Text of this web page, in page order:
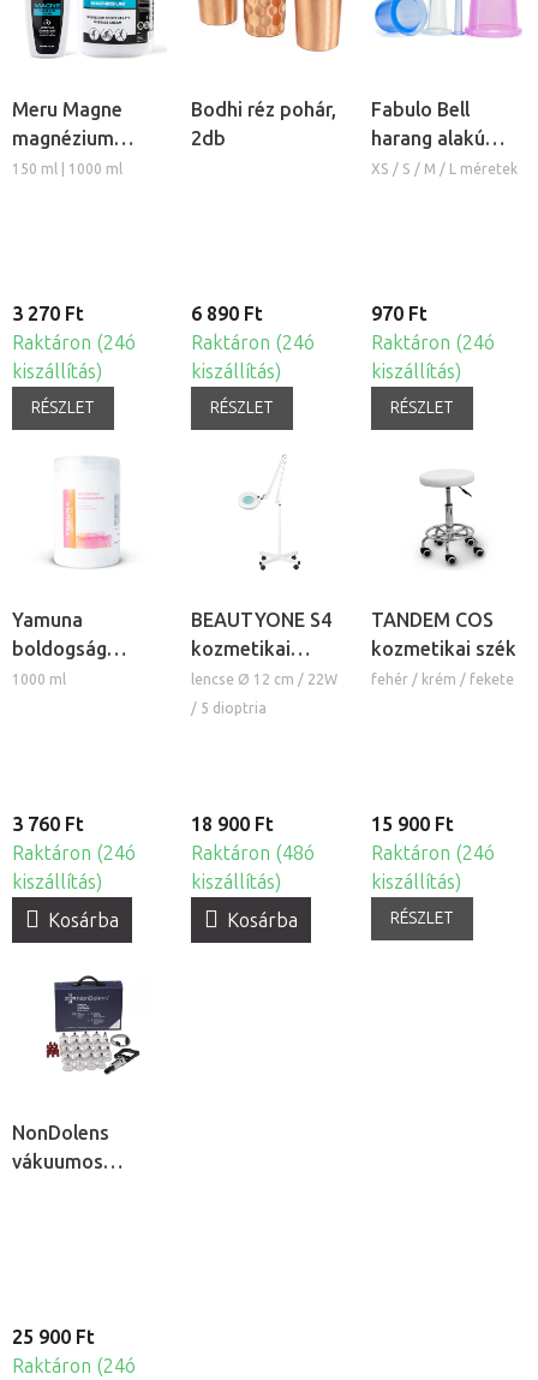
Meru Magne
magnézium
masszázs krém
150 ml | 1000 ml
3 270 Ft
Raktáron (24ó
kiszállítás)
RÉSZLET
Bodhi réz pohár,
2db
6 890 Ft
Raktáron (24ó
kiszállítás)
RÉSZLET
Fabulo Bell
harang alakú
szilikon köpöly
XS / S / M / L méretek
970 Ft
Raktáron (24ó
kiszállítás)
RÉSZLET
Yamuna
boldogság
masszázskrém
1000 ml
3 760 Ft
Raktáron (24ó
kiszállítás)
Kosárba
BEAUTYONE S4
kozmetikai
lámpa nagyítóval
és állvánnyal
lencse Ø 12 cm / 22W
/ 5 dioptria
18 900 Ft
Raktáron (48ó
kiszállítás)
Kosárba
TANDEM COS
kozmetikai szék
fehér / krém / fekete
15 900 Ft
Raktáron (24ó
kiszállítás)
RÉSZLET
NonDolens
vákuumos
25 900 Ft
Raktáron (24ó